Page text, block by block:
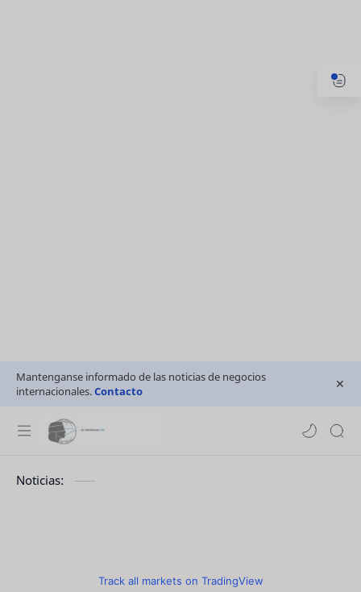
Mantenganse informado de las noticias de negocios
internacionales.Contacto
Noticias:
Track all markets on TradingView